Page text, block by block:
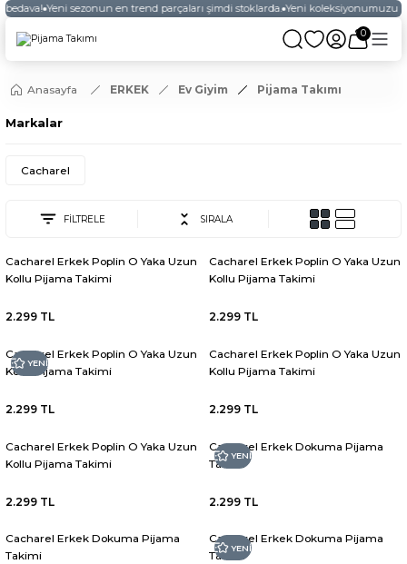
Yeni sezonun en trend parçaları şimdi stoklarda. Yeni koleksiyonumuzu
0
Anasayfa ERKEK Ev Giyim Pijama Takımı
Markalar
Cacharel
FİLTRELE SIRALA
Cacharel Erkek Poplin O Yaka Uzun
Kollu Pijama Takimi
2.299 TL
Cacharel Erkek Poplin O Yaka Uzun
Kollu Pijama Takimi
2.299 TL
YENİ
Cacharel Erkek Poplin O Yaka Uzun
Kollu Pijama Takimi
2.299 TL
Cacharel Erkek Poplin O Yaka Uzun
Kollu Pijama Takimi
2.299 TL
Cacharel Erkek Poplin O Yaka Uzun
Kollu Pijama Takimi
2.299 TL
YENİ
Cacharel Erkek Dokuma Pijama
Takimi
2.299 TL
Cacharel Erkek Dokuma Pijama
Takimi
YENİ
Cacharel Erkek Dokuma Pijama
Takimi